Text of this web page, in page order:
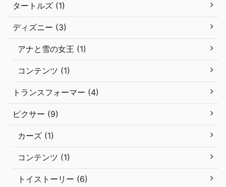
タートルズ (1)
ディズニー (3)
アナと雪の女王 (1)
コンテンツ (1)
トランスフォーマー (4)
ピクサー (9)
カーズ (1)
コンテンツ (1)
トイストーリー (6)